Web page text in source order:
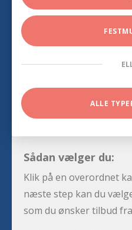
ALLE
Sådan vælger du:
Klik på en overordnet
næste step kan du
som du ønsker tilbud